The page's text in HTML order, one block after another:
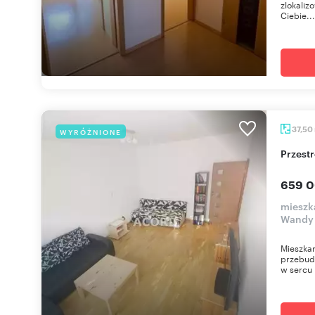
Ciebie...
WYRÓŻNIONE 37,50
659
Wandy
w sercu